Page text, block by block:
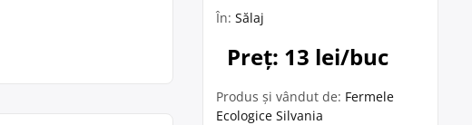
În: Sălaj
Preț: 13 lei/buc
Produs și vândut de: Fermele
Ecologice Silvania